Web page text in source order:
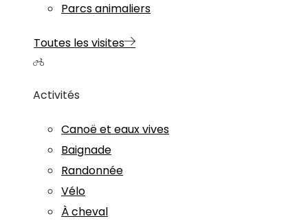
Parcs animaliers
Toutes les visites
Activités
Canoë et eaux vives
Baignade
Randonnée
Vélo
À cheval